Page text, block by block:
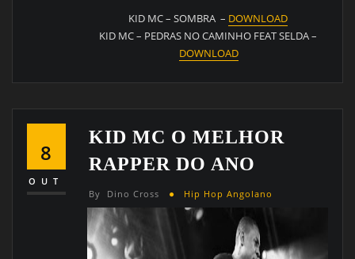
KID MC – SOMBRA – DOWNLOAD
KID MC – PEDRAS NO CAMINHO FEAT SELDA –
DOWNLOAD
8
OUT
KID MC O MELHOR
RAPPER DO ANO
By Dino Cross Hip Hop Angolano